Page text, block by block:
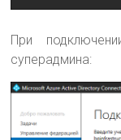
При
суперадмина: